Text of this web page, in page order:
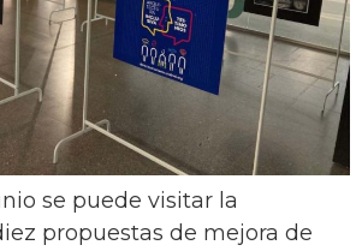
se puede visitar la
propuestas de mejora de